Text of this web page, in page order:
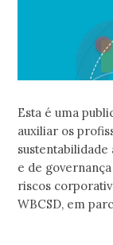
Esta é uma
auxiliar os
e de
riscos
WBCSD, em